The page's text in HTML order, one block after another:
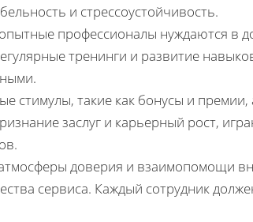
и стрессоустойчивость.
профессионалы нуждаются в
тренинги и развитие
стимулы, такие как бонусы и премии,
заслуг и карьерный рост,
доверия и взаимопомощи
сервиса. Каждый сотрудник